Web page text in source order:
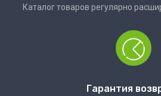
Каталог товаров регулярно
Гарантия